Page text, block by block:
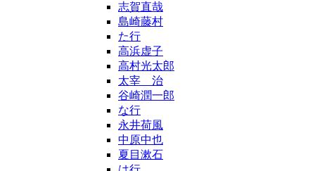
志賀直哉
島崎藤村
た行
高浜虚子
高村光太郎
太宰 治
谷崎潤一郎
な行
永井荷風
中原中也
夏目漱石